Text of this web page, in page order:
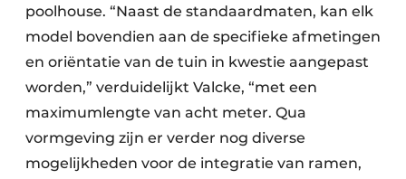
poolhouse. “Naast de standaardmaten, kan elk
model bovendien aan de specifieke afmetingen
en oriëntatie van de tuin in kwestie aangepast
worden,” verduidelijkt Valcke, “met een
maximumlengte van acht meter. Qua
vormgeving zijn er verder nog diverse
mogelijkheden voor de integratie van ramen,